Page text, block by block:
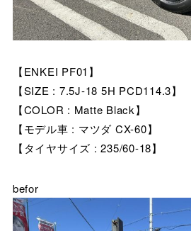
【ENKEI PF01】
【SIZE : 7.5J-18 5H PCD114.3】
【COLOR : Matte Black】
【モデル車 : マツダ CX-60】
【タイヤサイズ : 235/60-18】
befor